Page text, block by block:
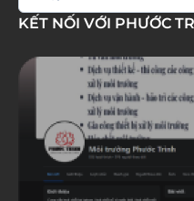
KẾT NỐI VỚI PHƯỚC